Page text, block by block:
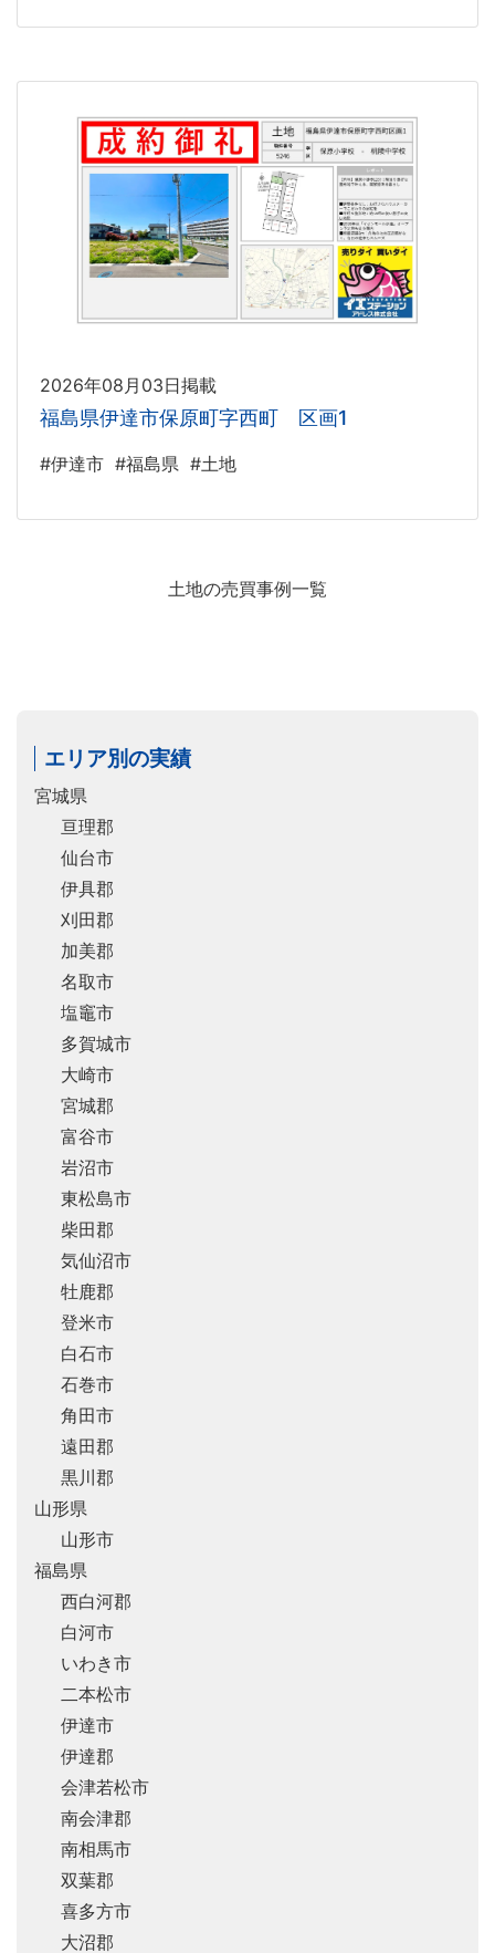
2026年08月03日掲載
福島県伊達市保原町字西町 区画1
#伊達市 #福島県 #土地
土地の売買事例一覧
エリア別の実績
宮城県
亘理郡
仙台市
伊具郡
刈田郡
加美郡
名取市
塩竈市
多賀城市
大崎市
宮城郡
富谷市
岩沼市
東松島市
柴田郡
気仙沼市
牡鹿郡
登米市
白石市
石巻市
角田市
遠田郡
黒川郡
山形県
山形市
福島県
西白河郡
白河市
いわき市
二本松市
伊達市
伊達郡
会津若松市
南会津郡
南相馬市
双葉郡
喜多方市
大沼郡